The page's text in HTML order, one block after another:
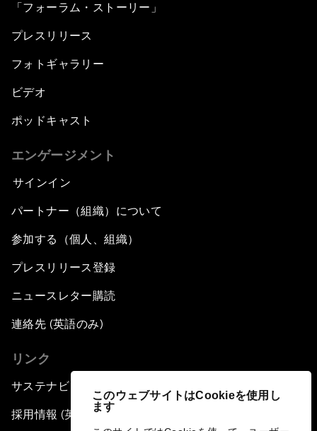
このウェブサイトはCookieを使用し
ます
「フォーラム・ストーリー」
プレスリリース
フォトギャラリー
ビデオ
ポッドキャスト
エンゲージメント
サインイン
パートナー（組織）について
参加する（個人、組織）
プレスリリース登録
ニュースレター購読
連絡先 (英語のみ)
リンク
サステナビリティへの取り組み
採用情報 (英語のみ)